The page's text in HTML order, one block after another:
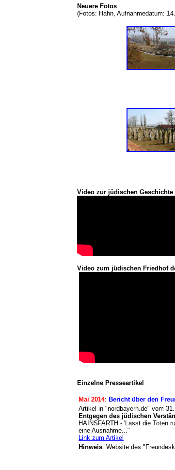
Neuere Fotos
(Fotos: Hahn, Aufnahmedatum:
Video zur jüdischen
Video zum jüdischen Friedhof
Einzelne Presseartikel
Mai 2014: Bericht über den
Artikel in "nordbayern.de" vom
Entgegen des jüdischen
HAINSFARTH - 'Lasst die Toten
eine Ausnahme..."
Link zum Artikel
Hinweis: Website des